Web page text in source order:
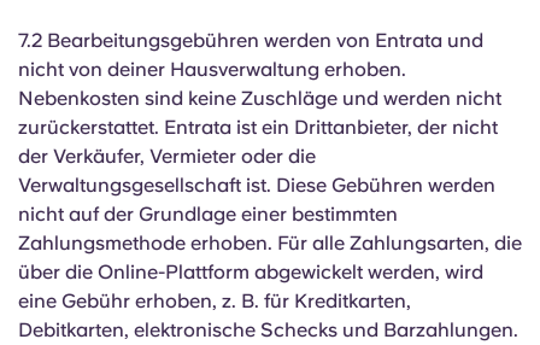
7.2 Bearbeitungsgebühren werden von Entrata und
nicht von deiner Hausverwaltung erhoben.
Nebenkosten sind keine Zuschläge und werden nicht
zurückerstattet. Entrata ist ein Drittanbieter, der nicht
der Verkäufer, Vermieter oder die
Verwaltungsgesellschaft ist. Diese Gebühren werden
nicht auf der Grundlage einer bestimmten
Zahlungsmethode erhoben. Für alle Zahlungsarten, die
über die Online-Plattform abgewickelt werden, wird
eine Gebühr erhoben, z. B. für Kreditkarten,
Debitkarten, elektronische Schecks und Barzahlungen.